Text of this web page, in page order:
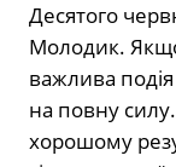
Десятого
Молодик.
важлива подія
на повну
хорошому